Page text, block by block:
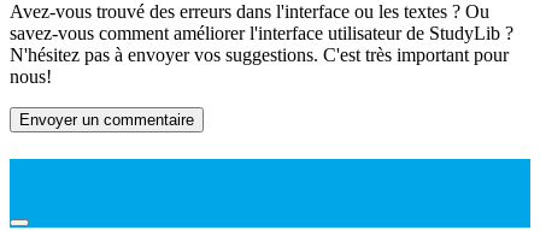
Avez-vous trouvé des erreurs dans l'interface ou les textes ? Ou
savez-vous comment améliorer l'interface utilisateur de StudyLib ?
N'hésitez pas à envoyer vos suggestions. C'est très important pour
nous!
Envoyer un commentaire